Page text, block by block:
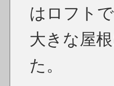
はロフト
大きな屋
た。